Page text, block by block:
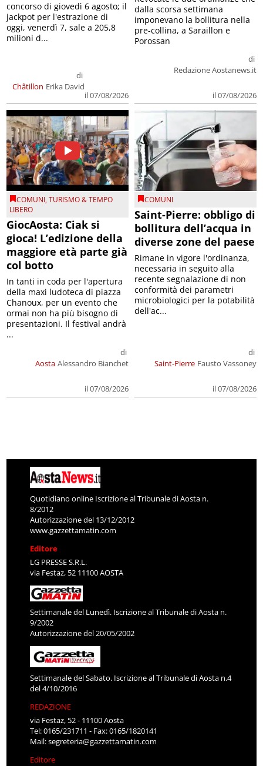
Châtillon
di
Erika David
il 07/08/2026
concorso di giovedì 6 agosto; il
jackpot per l'estrazione di
oggi, venerdì 7, sale a 205,8
milioni d...
di
Redazione Aostanews.it
il 07/08/2026
dalla scorsa settimana
imponevano la bollitura nella
pre-collina, a Saraillon e
Porossan
COMUNI,TURISMO & TEMPO
LIBERO
GiocAosta: Ciak si
gioca! L’edizione della
maggiore età parte già
col botto
Aosta
di
Alessandro Bianchet
il 07/08/2026
In tanti in coda per l'apertura
della maxi ludoteca di piazza
Chanoux, per un evento che
ormai non ha più bisogno di
presentazioni. Il festival andrà
...
COMUNI
Saint-Pierre: obbligo di
bollitura dell’acqua in
diverse zone del paese
Saint-Pierre
di
Fausto Vassoney
il 07/08/2026
Rimane in vigore l'ordinanza,
necessaria in seguito alla
recente segnalazione di non
conformità dei parametri
microbiologici per la potabilità
dell'ac...
Quotidiano online Iscrizione al Tribunale di Aosta n.
8/2012
Autorizzazione del 13/12/2012
www.gazzettamatin.com
Editore
LG PRESSE S.R.L.
via Festaz, 52 11100 AOSTA
Settimanale del Lunedì. Iscrizione al Tribunale di Aosta n.
9/2002
Autorizzazione del 20/05/2002
Settimanale del Sabato. Iscrizione al Tribunale di Aosta n.4
del 4/10/2016
REDAZIONE
via Festaz, 52 - 11100 Aosta
Tel: 0165/231711 - Fax: 0165/1820141
Mail:segreteria@gazzettamatin.com
Editore